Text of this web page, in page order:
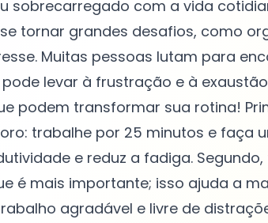
sobrecarregado com a vida
tornar grandes desafios, como
Muitas pessoas lutam para
levar à frustração e à
podem transformar sua rotina!
trabalhe por 25 minutos e faça
e reduz a fadiga.
é mais importante; isso ajuda a
agradável e livre de